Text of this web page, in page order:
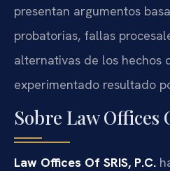
presentan argumentos
probatorias, fallas
alternativas de los hechos
experimentado resultado
Sobre Law Offices
Law Offices Of SRIS, P.C.